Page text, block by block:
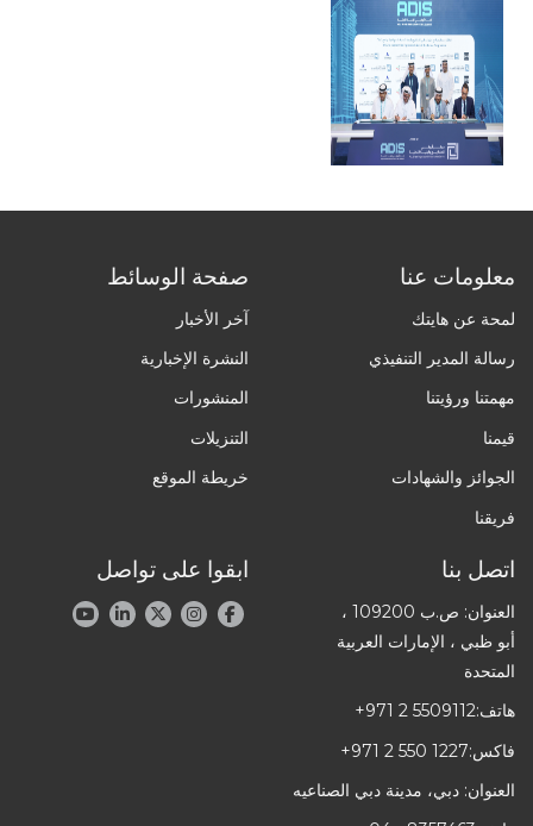
معلومات عنا
لمحة عن هايتك
رسالة المدير التنفيذي
مهمتنا ورؤيتنا
قيمنا
الجوائز والشهادات
فريقنا
صفحة الوسائط
آخر الأخبار
النشرة الإخبارية
المنشورات
التنزيلات
خريطة الموقع
اتصل بنا
العنوان: ص.ب 109200 ،
أبو ظبي ، الإمارات العربية
المتحدة
هاتف:+971 2 5509112
فاكس:+971 2 550 1227
العنوان: دبي، مدينة دبي الصناعيه
ابقوا على تواصل